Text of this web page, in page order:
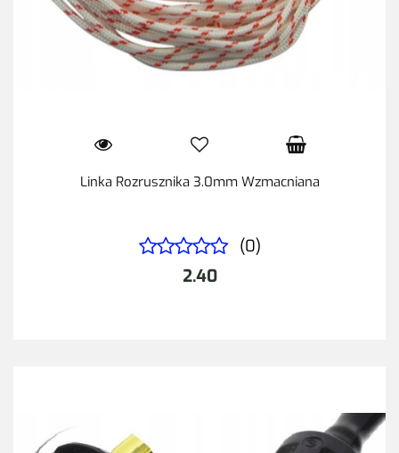
Linka Rozrusznika 3.0mm Wzmacniana
(0)
2.40